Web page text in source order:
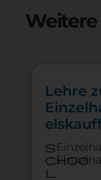
Weitere
Lehre
s
choo
l